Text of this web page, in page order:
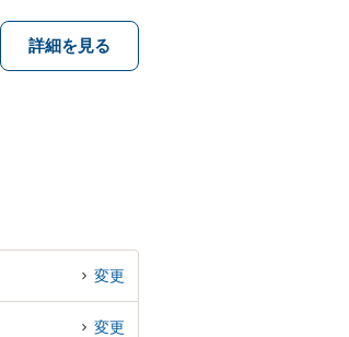
詳細を見る
変更
変更